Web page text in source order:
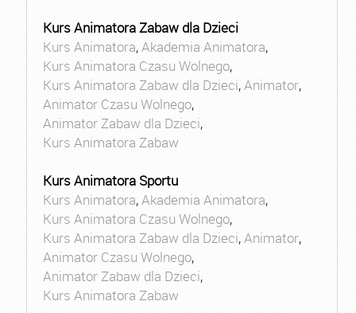
Kurs Animatora Zabaw dla Dzieci
Kurs Animatora,Akademia Animatora,
Kurs Animatora Czasu Wolnego,
Kurs Animatora Zabaw dla Dzieci,Animator,
Animator Czasu Wolnego,
Animator Zabaw dla Dzieci,
Kurs Animatora Zabaw
Kurs Animatora Sportu
Kurs Animatora,Akademia Animatora,
Kurs Animatora Czasu Wolnego,
Kurs Animatora Zabaw dla Dzieci,Animator,
Animator Czasu Wolnego,
Animator Zabaw dla Dzieci,
Kurs Animatora Zabaw